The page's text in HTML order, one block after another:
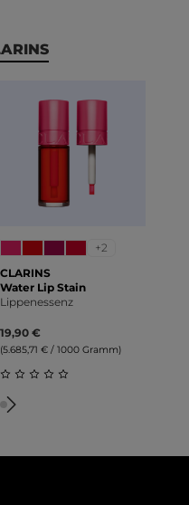
von 0 von 5 Sternen
+2
CLARINS
Water Lip Stain
Lippenessenz
19,90 €
(5.685,71 € / 1000 Gramm)
Durchschnittliche